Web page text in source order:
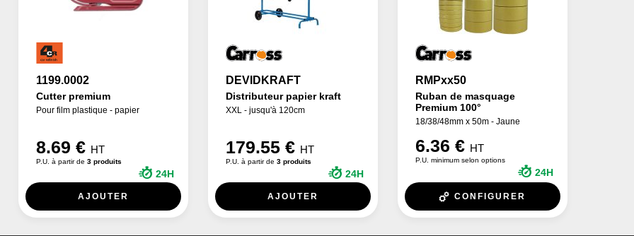
1199.0002
Cutter premium
Pour film plastique - papier
8.69 € HT
P.U. à partir de3 produits
24H
AJOUTER
DEVIDKRAFT
Distributeur papier kraft
XXL - jusqu'à 120cm
179.55 € HT
P.U. à partir de3 produits
24H
AJOUTER
RMPxx50
Ruban de masquage
Premium 100°
18/38/48mm x 50m - Jaune
6.36 € HT
P.U. minimum selon options
24H
CONFIGURER